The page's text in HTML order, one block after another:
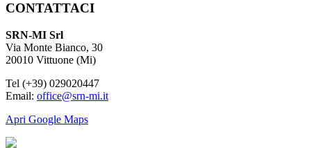
CONTATTACI
SRN-MI Srl
Via Monte Bianco, 30
20010 Vittuone (Mi)
Tel (+39) 029020447
Email: office@srn-mi.it
Apri Google Maps